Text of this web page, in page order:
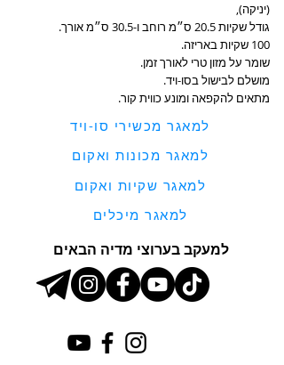
(יניקה),
גודל שקיות 20.5 ס״מ רוחב ו-30.5 ס״מ אורך.
100 שקיות באריזה.
שומר על מזון טרי לאורך זמן.
מושלם לבישול בסו-ויד.
מתאים להקפאה ומונע כווית קור.
למאגר מכשירי סו-ויד
למאגר מכונות ואקום
למאגר שקיות ואקום
למאגר מיכלים
למעקב בערוצי מדיה הבאים